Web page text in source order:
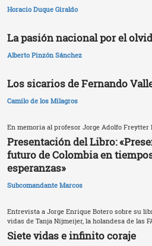
Horacio Duque Giraldo
La pasión nacional por el
Alberto Pinzón Sánchez
Los sicarios de Fernando
Camilo de los Milagros
En memoria al profesor Jorge Adolfo Freytter
Presentación del Libro:
futuro de Colombia en
esperanzas»
Subcomandante Marcos
Entrevista a Jorge Enrique Botero sobre su
vidas de Tanja Nijmeijer, la holandesa de las
Siete vidas e infinito coraje